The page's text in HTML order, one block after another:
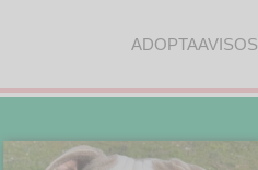
ADOPTAAVISOS